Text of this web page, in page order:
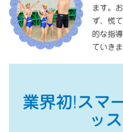
ます。
ず、慌
的な指
ていきま
業界初!スマ
ッ